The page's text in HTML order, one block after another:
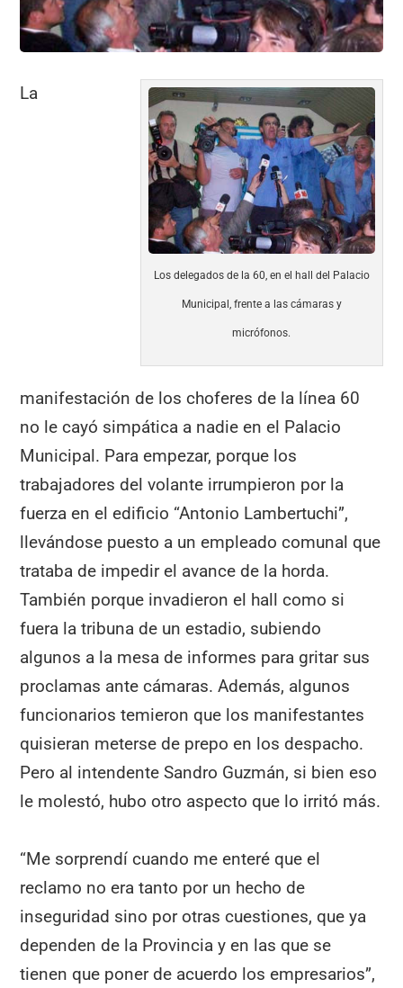
Los delegados de la 60, en el hall del Palacio
Municipal, frente a las cámaras y
micrófonos.
La
manifestación de los choferes de la línea 60
no le cayó simpática a nadie en el Palacio
Municipal. Para empezar, porque los
trabajadores del volante irrumpieron por la
fuerza en el edificio “Antonio Lambertuchi”,
llevándose puesto a un empleado comunal que
trataba de impedir el avance de la horda.
También porque invadieron el hall como si
fuera la tribuna de un estadio, subiendo
algunos a la mesa de informes para gritar sus
proclamas ante cámaras. Además, algunos
funcionarios temieron que los manifestantes
quisieran meterse de prepo en los despacho.
Pero al intendente Sandro Guzmán, si bien eso
le molestó, hubo otro aspecto que lo irritó más.
“Me sorprendí cuando me enteré que el
reclamo no era tanto por un hecho de
inseguridad sino por otras cuestiones, que ya
dependen de la Provincia y en las que se
tienen que poner de acuerdo los empresarios”,